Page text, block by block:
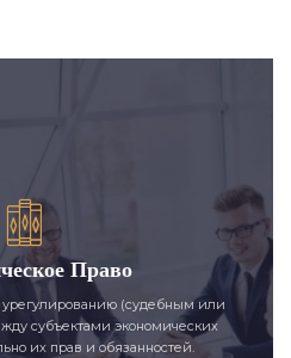
Право
(судебным или
субъектами экономических
их прав и обязанностей.